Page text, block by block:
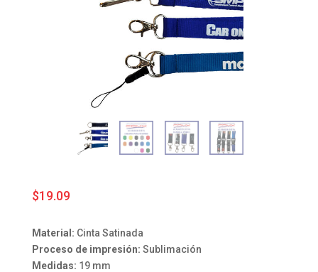
$19.09
Material: Cinta Satinada
Proceso de impresión: Sublimación
Medidas: 19 mm